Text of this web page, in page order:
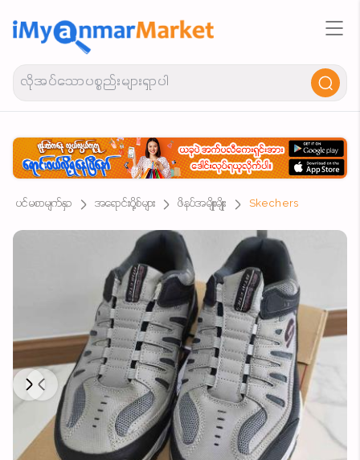
ပင်မစာမျက်နှာ အရောင်းပို့စ်များ ဖိနပ်အမျိုးမျိုး Skechers
Previous
Next